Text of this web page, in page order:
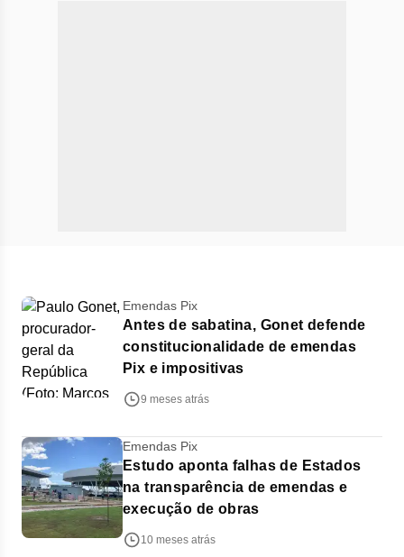
Emendas Pix
Antes de sabatina, Gonet defende
constitucionalidade de emendas
Pix e impositivas
9 meses atrás
Emendas Pix
Estudo aponta falhas de Estados
na transparência de emendas e
execução de obras
10 meses atrás